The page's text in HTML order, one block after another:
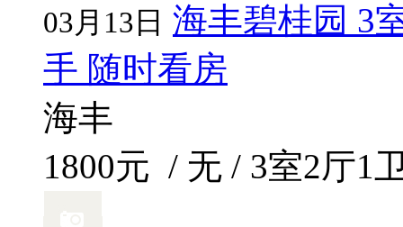
03月13日 海丰碧桂园 3
手 随时看房
海丰
1800元 / 无 / 3室2厅1